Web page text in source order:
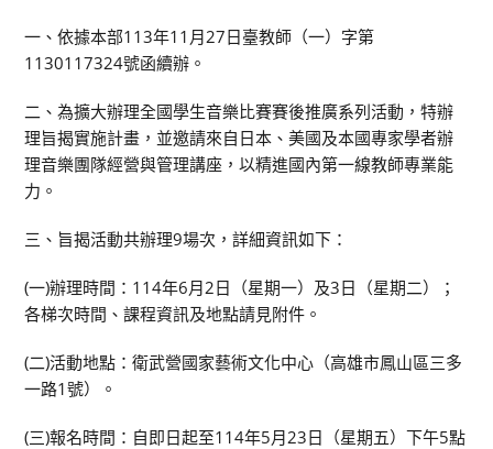
一、依據本部113年11月27日臺教師（一）字第
1130117324號函續辦。
二、為擴大辦理全國學生音樂比賽賽後推廣系列活動，特辦
理旨揭實施計畫，並邀請來自日本、美國及本國專家學者辦
理音樂團隊經營與管理講座，以精進國內第一線教師專業能
力。
三、旨揭活動共辦理9場次，詳細資訊如下：
(一)辦理時間：114年6月2日（星期一）及3日（星期二）；
各梯次時間、課程資訊及地點請見附件。
(二)活動地點：衛武營國家藝術文化中心（高雄市鳳山區三多
一路1號）。
(三)報名時間：自即日起至114年5月23日（星期五）下午5點